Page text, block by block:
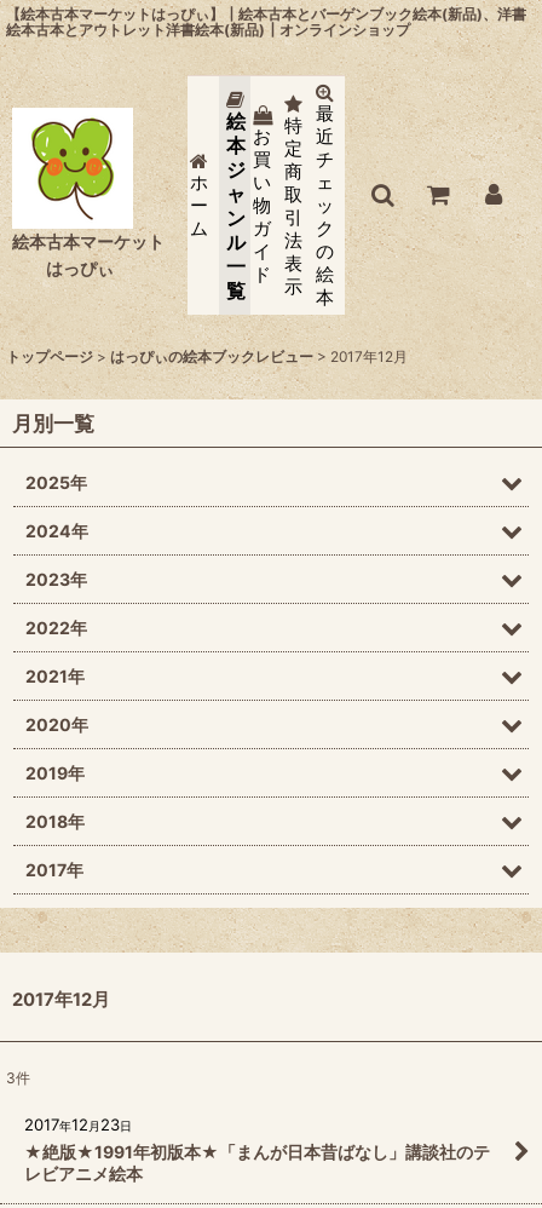
【絵本古本マーケットはっぴぃ】┃絵本古本とバーゲンブック絵本(新品)、洋書
絵本古本とアウトレット洋書絵本(新品)┃オンラインショップ
絵本古本マーケット
はっぴぃ
ホ
ー
ム
絵
本
ジ
ャ
ン
ル
一
覧
お
買
い
物
ガ
イ
ド
特
定
商
取
引
法
表
示
最
近
チ
ェ
ッ
ク
の
絵
本
トップページ > はっぴぃの絵本ブックレビュー > 2017年12月
2017年12月
3件
2017年12 月 23日
★絶版★1991年初版本★「まんが日本昔ばなし」講談社のテ
レビアニメ絵本
月別一覧
2025年
2024年
2023年
2022年
2021年
2020年
2019年
2018年
2017年